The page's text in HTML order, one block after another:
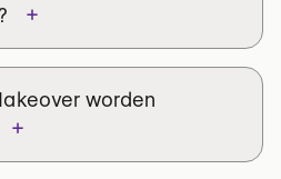
+
worden
+